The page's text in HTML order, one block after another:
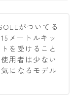
がついてる
メートルキッ
を受けること
用者は少ない
になるモデル